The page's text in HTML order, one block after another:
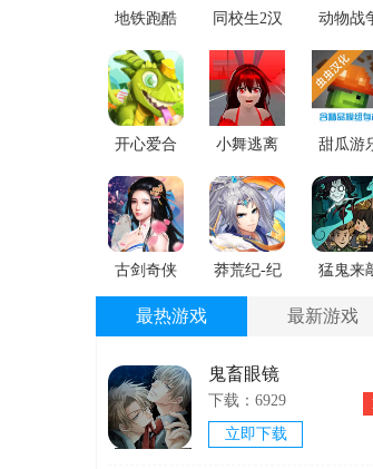
地铁跑酷
雪地版
同校生2汉
化直装版
动物战
模拟器
开心爱合
成
小舞逃离
跑酷免费
手机版
甜瓜游
场虫虫
手安卓
载
古剑奇侠
免费版下
载
莽荒纪-纪
宁传奇安
猛鬼来
下载
最热游戏 最新游戏
鬼畜眼镜
下载：6929
立即下载